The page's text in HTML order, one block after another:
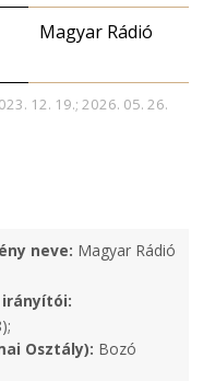
Magyar Rádió
12. 19.; 2026. 05. 26.
neve: Magyar Rádió
irányítói:
Osztály): Bozó